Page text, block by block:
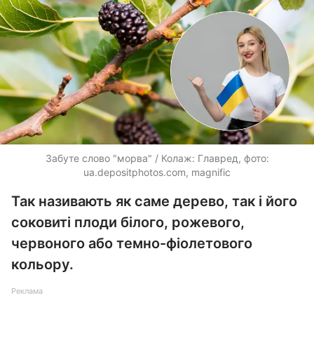
Забуте слово "морва" / Колаж: Главред, фото:
ua.depositphotos.com, magnific
Так називають як саме дерево, так і його
соковиті плоди білого, рожевого,
червоного або темно-фіолетового
кольору.
Реклама